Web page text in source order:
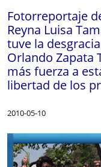
Fotorreportaje
Reyna Luisa
tuve la
Orlando Zapata
más fuerza a
libertad de los
2010-05-10